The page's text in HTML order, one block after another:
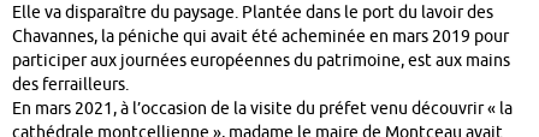
Elle va disparaître du paysage. Plantée dans le port du lavoir des
Chavannes, la péniche qui avait été acheminée en mars 2019 pour
participer aux journées européennes du patrimoine, est aux mains
des ferrailleurs.
En mars 2021, à l’occasion de la visite du préfet venu découvrir « la
cathédrale montcellienne », madame le maire de Montceau avait